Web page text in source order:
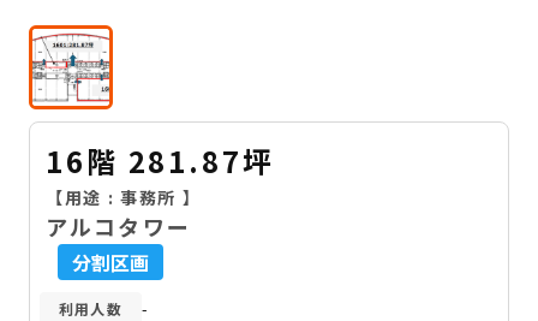
16階 281.87坪
【用途 :事務所 】
アルコタワー
分割区画
利用人数 -